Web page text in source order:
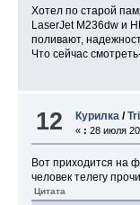
Хотел по старой
LaserJet M236dw и
поливают,
Что сейчас
12 Курилка /
« : 28 июля
Вот приходится на
человек телегу
Цитата